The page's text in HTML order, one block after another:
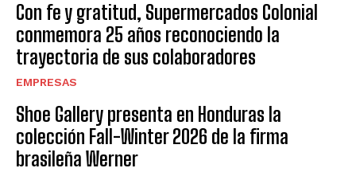
Con fe y gratitud, Supermercados Colonial
conmemora 25 años reconociendo la
trayectoria de sus colaboradores
EMPRESAS
Shoe Gallery presenta en Honduras la
colección Fall-Winter 2026 de la firma
brasileña Werner